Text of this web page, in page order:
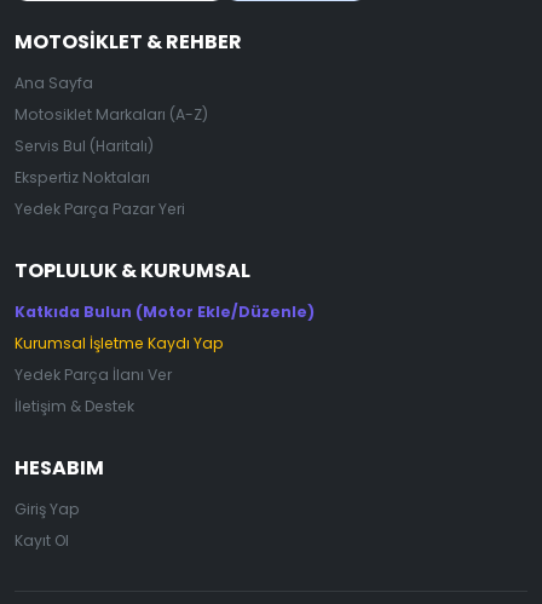
MOTOSIKLET & REHBER
Ana Sayfa
Motosiklet Markaları (A-Z)
Servis Bul (Haritalı)
Ekspertiz Noktaları
Yedek Parça Pazar Yeri
TOPLULUK & KURUMSAL
Katkıda Bulun (Motor Ekle/Düzenle)
Kurumsal İşletme Kaydı Yap
Yedek Parça İlanı Ver
İletişim & Destek
HESABIM
Giriş Yap
Kayıt Ol